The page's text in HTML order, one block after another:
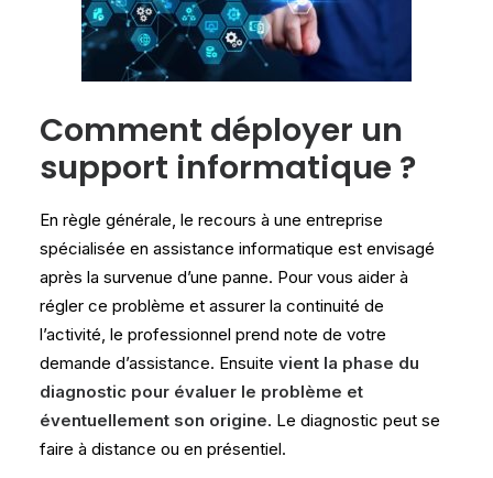
Comment déployer un
support informatique ?
En règle générale, le recours à une entreprise
spécialisée en assistance informatique est envisagé
après la survenue d’une panne. Pour vous aider à
régler ce problème et assurer la continuité de
l’activité, le professionnel prend note de votre
demande d’assistance. Ensuite vient la phase du
diagnostic pour évaluer le problème et
éventuellement son origine. Le diagnostic peut se
faire à distance ou en présentiel.